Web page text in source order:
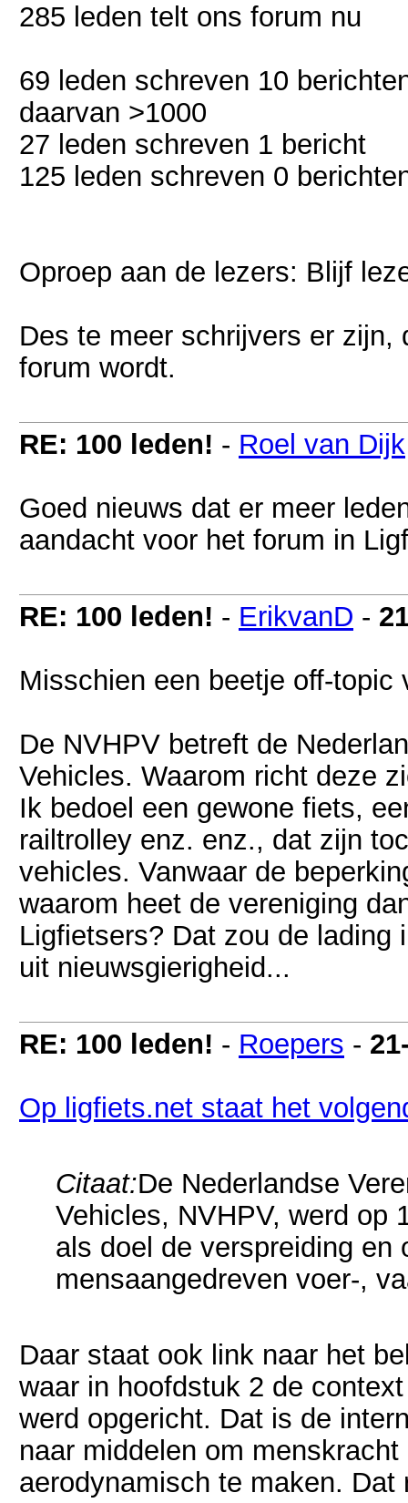
285 leden telt ons forum nu
69 leden schreven 10
daarvan >1000
27 leden schreven 1 bericht
125 leden schreven 0
Oproep aan de lezers: Blijf
Des te meer schrijvers er
forum wordt.
RE: 100 leden! - Roel van Dijk
Goed nieuws dat er meer
aandacht voor het forum in
RE: 100 leden! - ErikvanD -
Misschien een beetje off-
De NVHPV betreft de
Vehicles. Waarom richt deze
Ik bedoel een gewone fiets,
railtrolley enz. enz., dat zijn
vehicles. Vanwaar de
waarom heet de vereniging
Ligfietsers? Dat zou de lading
uit nieuwsgierigheid...
RE: 100 leden! - Roepers -
Op ligfiets.net staat het
Citaat:De Nederlandse
Vehicles, NVHPV, werd op
als doel de verspreiding en
mensaangedreven voer-,
Daar staat ook link naar het
waar in hoofdstuk 2 de
werd opgericht. Dat is de
naar middelen om
aerodynamisch te maken.